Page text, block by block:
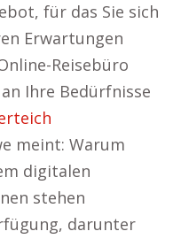
für das Sie sich
Erwartungen
Reisebüro
Ihre Bedürfnisse
meint: Warum
digitalen
stehen
darunter